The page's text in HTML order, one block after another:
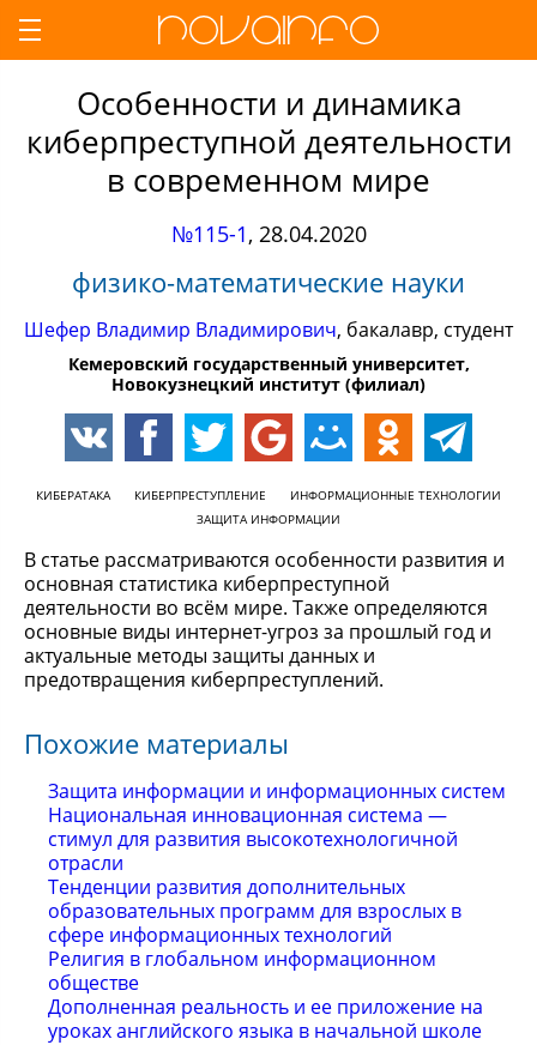
Особенности и динамика
киберпреступной деятельности
в современном мире
№115-1, 28.04.2020
физико-математические науки
Шефер Владимир Владимирович, бакалавр, студент
Кемеровский государственный университет,
Новокузнецкий институт (филиал)
КИБЕРАТАКА КИБЕРПРЕСТУПЛЕНИЕ
ИНФОРМАЦИОННЫЕ ТЕХНОЛОГИИ
ЗАЩИТА ИНФОРМАЦИИ
В статье рассматриваются особенности развития и
основная статистика киберпреступной
деятельности во всём мире. Также определяются
основные виды интернет-угроз за прошлый год и
актуальные методы защиты данных и
предотвращения киберпреступлений.
Похожие материалы
Защита информации и информационных систем
Национальная инновационная система —
стимул для развития высокотехнологичной
отрасли
Тенденции развития дополнительных
образовательных программ для взрослых в
сфере информационных технологий
Религия в глобальном информационном
обществе
Дополненная реальность и ее приложение на
уроках английского языка в начальной школе